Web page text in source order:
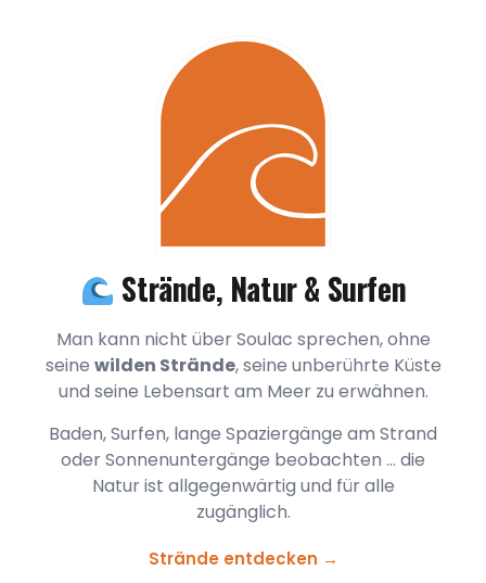
Strände, Natur & Surfen
Man kann nicht über Soulac sprechen, ohne
seine wilden Strände, seine unberührte Küste
und seine Lebensart am Meer zu erwähnen.
Baden, Surfen, lange Spaziergänge am Strand
oder Sonnenuntergänge beobachten … die
Natur ist allgegenwärtig und für alle
zugänglich.
Strände entdecken →